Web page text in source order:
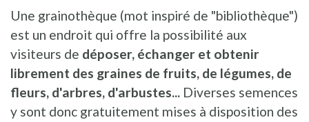
Une grainothèque (mot inspiré de "bibliothèque")
est un endroit qui offre la possibilité aux
visiteurs de déposer, échanger et obtenir
librement des graines de fruits, de légumes, de
fleurs, d'arbres, d'arbustes... Diverses semences
y sont donc gratuitement mises à disposition des